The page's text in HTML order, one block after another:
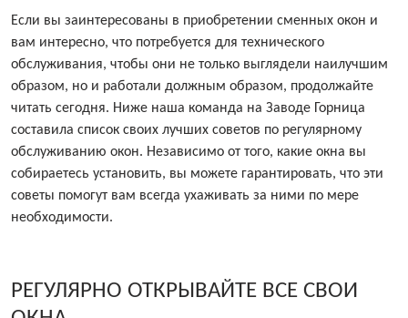
Если вы заинтересованы в приобретении сменных окон и
вам интересно, что потребуется для технического
обслуживания, чтобы они не только выглядели наилучшим
образом, но и работали должным образом, продолжайте
читать сегодня. Ниже наша команда на Заводе Горница
составила список своих лучших советов по регулярному
обслуживанию окон. Независимо от того, какие окна вы
собираетесь установить, вы можете гарантировать, что эти
советы помогут вам всегда ухаживать за ними по мере
необходимости.
РЕГУЛЯРНО ОТКРЫВАЙТЕ ВСЕ СВОИ